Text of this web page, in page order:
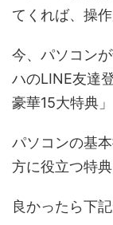
てくれば、操
今、パソコン
ハのLINE友達
豪華15大特典
パソコンの基
方に役立つ特
良かったら下